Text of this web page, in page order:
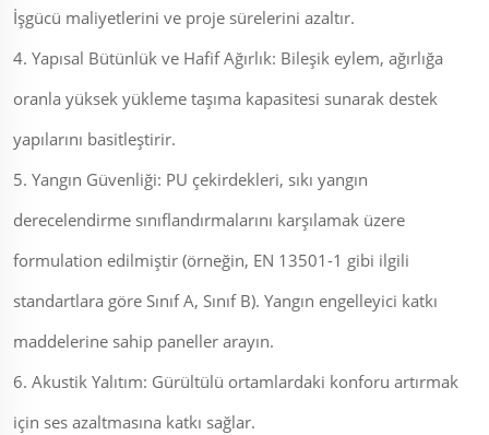
İşgücü maliyetlerini ve proje sürelerini azaltır.
4. Yapısal Bütünlük ve Hafif Ağırlık: Bileşik eylem, ağırlığa
oranla yüksek yükleme taşıma kapasitesi sunarak destek
yapılarını basitleştirir.
5. Yangın Güvenliği: PU çekirdekleri, sıkı yangın
derecelendirme sınıflandırmalarını karşılamak üzere
formulation edilmiştir (örneğin, EN 13501-1 gibi ilgili
standartlara göre Sınıf A, Sınıf B). Yangın engelleyici katkı
maddelerine sahip paneller arayın.
6. Akustik Yalıtım: Gürültülü ortamlardaki konforu artırmak
için ses azaltmasına katkı sağlar.